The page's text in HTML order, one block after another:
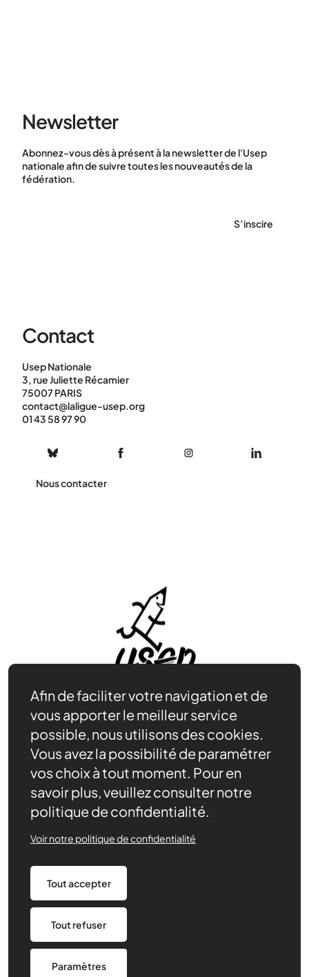
Newsletter
Abonnez-vous dès à présent à la newsletter de l'Usep
nationale afin de suivre toutes les nouveautés de la
fédération.
S’inscire
Contact
Usep Nationale
3, rue Juliette Récamier
75007 PARIS
contact@laligue-usep.org
01 43 58 97 90
Nous contacter
Adhérer
Se documenter
Nos partenaires
Nous trouver
Actualités récentes
Assurances
Mentions légales
Politique de confidentialité
CGV/CGU
Paramétrage des cookies
Afin de faciliter votre navigation et de
vous apporter le meilleur service
possible, nous utilisons des cookies.
Vous avez la possibilité de paramétrer
vos choix à tout moment. Pour en
savoir plus, veuillez consulter notre
politique de confidentialité.
Tout accepter
Tout refuser
Paramètres
Voir notre politique de confidentialité